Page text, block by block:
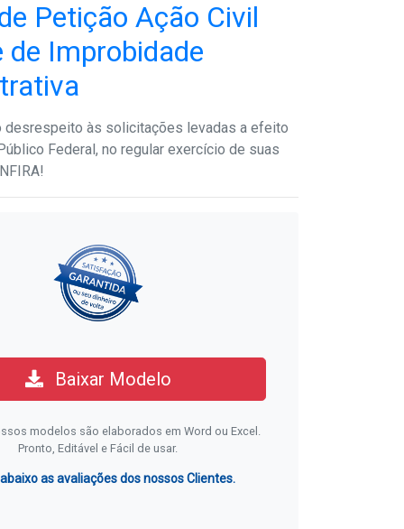
Petição Ação Civil
de Improbidade
desrespeito às solicitações levadas a efeito
Federal, no regular exercício de suas
Baixar Modelo
modelos são elaborados em Word ou Excel.
Pronto, Editável e Fácil de usar.
abaixo as avaliações dos nossos Clientes.